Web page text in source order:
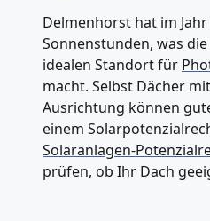
Delmenhorst hat im
Sonnenstunden, was
idealen Standort für
macht. Selbst Dächer
Ausrichtung können
einem
Solaranlagen-
prüfen, ob Ihr Dach